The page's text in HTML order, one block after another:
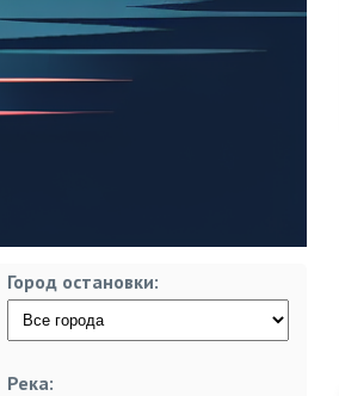
Город остановки:
Река: